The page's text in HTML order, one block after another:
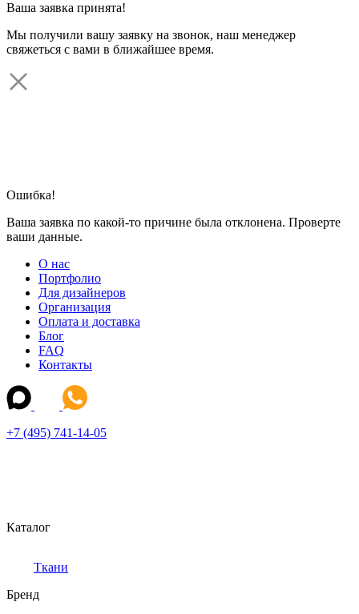
Ваша заявка принята!
Мы получили вашу заявку на звонок, наш менеджер
свяжеться с вами в ближайшее время.
Ошибка!
Ваша заявка по какой-то причине была отклонена. Проверте
ваши данные.
О нас
Портфолио
Для дизайнеров
Организация
Оплата и доставка
Блог
FAQ
Контакты
+7 (495) 741-14-05
Каталог
Ткани
Бренд